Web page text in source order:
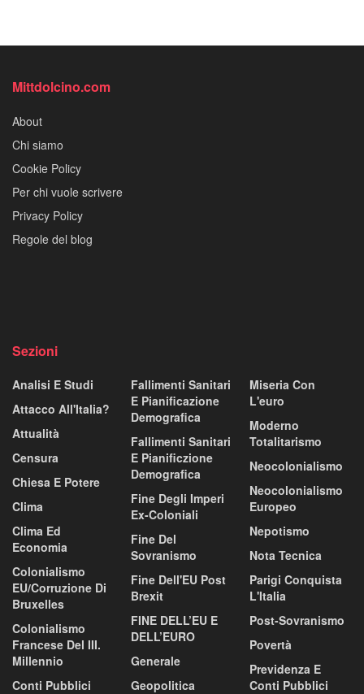
Mittdolcino.com
About
Chi siamo
Cookie Policy
Per chi vuole scrivere
Privacy Policy
Regole del blog
Sezioni
Analisi E Studi
Attacco All'Italia?
Attualità
Censura
Chiesa E Potere
Clima
Clima Ed
Economia
Colonialismo
EU/corruzione Di
Bruxelles
Colonialismo
Francese Del III.
Millennio
Conti Pubblici
Fallimenti Sanitari
E Pianificazione
Demografica
Fallimenti Sanitari
E Pianificzione
Demografica
Fine Degli Imperi
Ex-Coloniali
Fine Del
Sovranismo
Fine Dell'EU Post
Brexit
FINE DELL’EU E
DELL’EURO
Generale
Geopolitica
Miseria Con
L'euro
Moderno
Totalitarismo
Neocolonialismo
Neocolonialismo
Europeo
Nepotismo
Nota Tecnica
Parigi Conquista
L'Italia
Post-Sovranismo
Povertà
Previdenza E
Conti Pubblici